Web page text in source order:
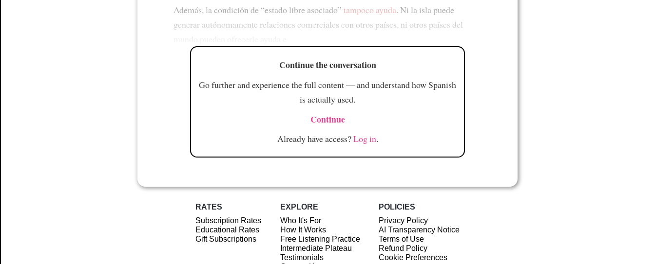
Además, la condición de “estado libre asociado” tampoco ayuda. Ni la isla puede
generar autónomamente relaciones comerciales con otros países, ni otros países del
Continue the conversation
Go further and experience the full content — and understand how Spanish
is actually used.
Continue
Already have access?Log in.
RATES
Subscription Rates
Educational Rates
Gift Subscriptions
EXPLORE
Who It's For
How It Works
Free Listening Practice
Intermediate Plateau
Testimonials
POLICIES
Privacy Policy
AI Transparency Notice
Terms of Use
Refund Policy
Cookie Preferences